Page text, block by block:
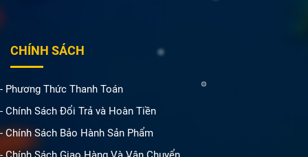
CHÍNH SÁCH
- Phương Thức Thanh Toán
- Chính Sách Đổi Trả và Hoàn Tiền
- Chính Sách Bảo Hành Sản Phẩm